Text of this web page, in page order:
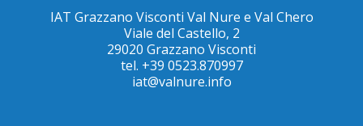
IAT Grazzano Visconti Val Nure e Val Chero
Viale del Castello, 2
29020 Grazzano Visconti
tel. +39 0523.870997
iat@valnure.info